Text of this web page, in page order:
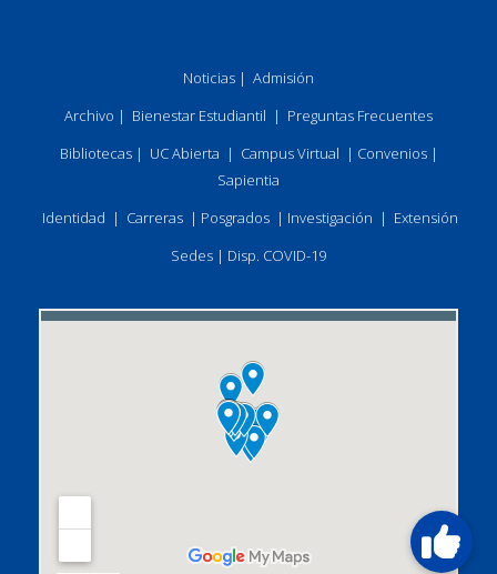
Noticias | Admisión
Archivo | Bienestar Estudiantil | Preguntas Frecuentes
Bibliotecas| UC Abierta | Campus Virtual | Convenios|
Sapientia
Identidad | Carreras | Posgrados | Investigación | Extensión
Sedes | Disp. COVID-19